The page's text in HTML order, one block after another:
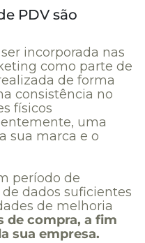
PDV são
incorporada nas
como parte de
de forma
consistência no
físicos
uma
sua marca e o
período de
dados suficientes
de melhoria
de compra, a fim
sua empresa.